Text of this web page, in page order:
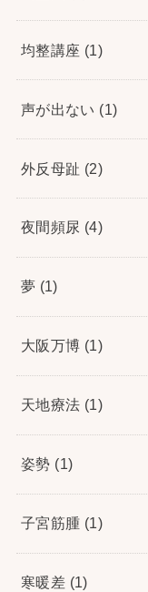
均整講座 (1)
声が出ない (1)
外反母趾 (2)
夜間頻尿 (4)
夢 (1)
大阪万博 (1)
天地療法 (1)
姿勢 (1)
子宮筋腫 (1)
寒暖差 (1)